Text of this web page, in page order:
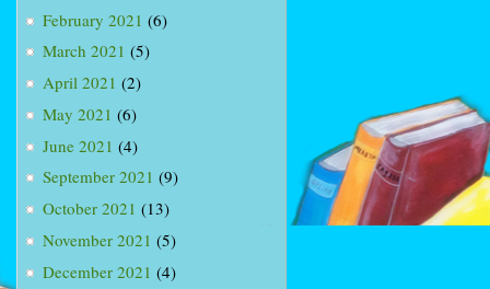
February 2021 (6)
March 2021 (5)
April 2021 (2)
May 2021 (6)
June 2021 (4)
September 2021 (9)
October 2021 (13)
November 2021 (5)
December 2021 (4)